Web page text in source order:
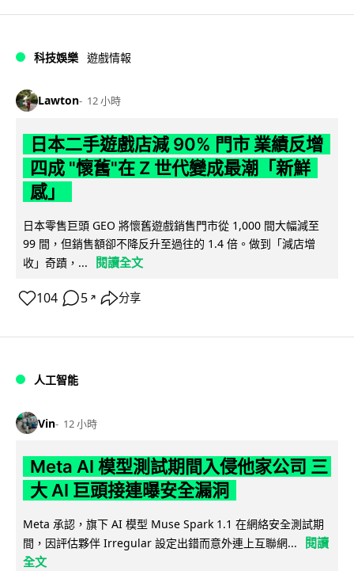
科技娛樂 遊戲情報
Lawton 12 小時
日本二手遊戲店減 90% 門市 業績反增
四成 "懷舊"在 Z 世代變成最潮「新鮮
感」
日本零售巨頭 GEO 將懷舊遊戲銷售門市從 1,000 間大幅減至
99 間，但銷售額卻不降反升至過往的 1.4 倍。做到「減店增
收」奇蹟，...
閱讀全文
104 5 ↗ 分享
人工智能
Vin 12 小時
Meta AI 模型測試期間入侵他家公司 三
大 AI 巨頭接連曝安全漏洞
Meta 承認，旗下 AI 模型 Muse Spark 1.1 在網絡安全測試期
間，因評估夥伴 Irregular 設定出錯而意外連上互聯網...
閱讀
全文